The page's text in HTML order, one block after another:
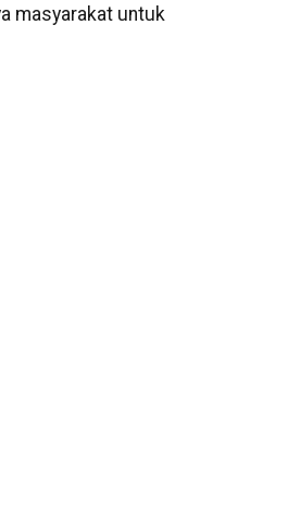
masyarakat untuk